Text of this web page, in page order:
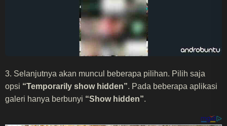
3. Selanjutnya akan muncul beberapa pilihan. Pilih saja
opsi “Temporarily show hidden”. Pada beberapa aplikasi
galeri hanya berbunyi “Show hidden”.